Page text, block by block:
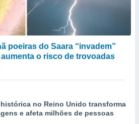
poeiras do Saara “invadem”
o risco de trovoadas
histórica no Reino Unido transforma
e afeta milhões de pessoas